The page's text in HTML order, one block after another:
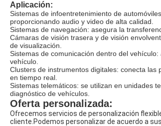
Aplicación:
Sistemas de infoentretenimiento de
proporcionando audio y video de alta calidad.
Sistemas de navegación: asegura la
Cámaras de visión trasera y de visión
de visualización.
Sistemas de comunicación dentro del
vehículo.
Clusters de instrumentos digitales: conecta
en tiempo real.
Sistemas telemáticos: se utilizan en unidades
diagnóstico de vehículos.
Oferta personalizada:
Ofrecemos servicios de personalización
cliente.Podemos personalizar de acuerdo a